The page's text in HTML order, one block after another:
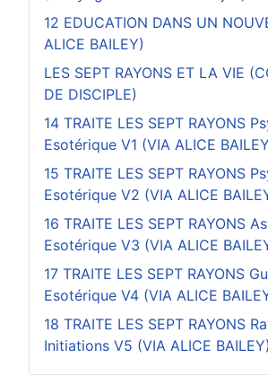
12 EDUCATION DANS UN
ALICE BAILEY)
LES SEPT RAYONS ET LA VIE
DE DISCIPLE)
14 TRAITE LES SEPT RAYONS
Esotérique V1 (VIA ALICE
15 TRAITE LES SEPT RAYONS
Esotérique V2 (VIA ALICE
16 TRAITE LES SEPT RAYONS
Esotérique V3 (VIA ALICE
17 TRAITE LES SEPT RAYONS
Esotérique V4 (VIA ALICE
18 TRAITE LES SEPT RAYONS
Initiations V5 (VIA ALICE BAILEY)